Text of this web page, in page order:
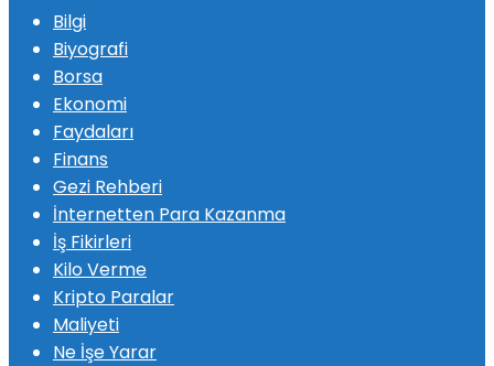
Bilgi
Biyografi
Borsa
Ekonomi
Faydaları
Finans
Gezi Rehberi
İnternetten Para Kazanma
İş Fikirleri
Kilo Verme
Kripto Paralar
Maliyeti
Ne İşe Yarar